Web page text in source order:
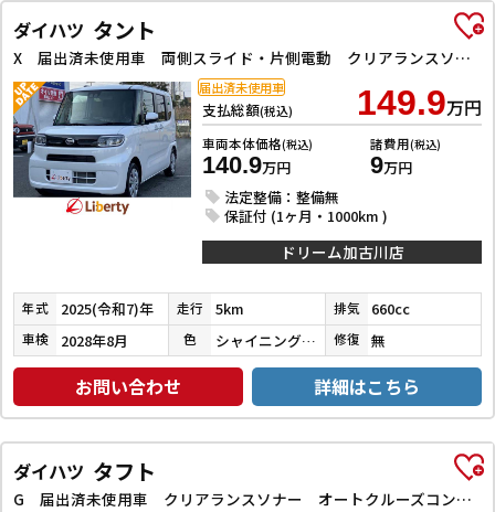
ダイハツ タント
X 届出済未使用車 両側スライド・片側電動 クリアランスソナー レーンアシスト 衝突被害軽減システム オートライト LEDヘッドランプ スマートキー アイドリングストップ 電動格納ミラー シートヒーター
支払総額(税込) 149.9万円
車両本体価格(税込)
140.9万円
諸費用(税込)
9万円
法定整備：整備無
保証付 (1ヶ月・1000km )
届出済未使用車
ドリーム加古川店
年式 2025(令和7)年 走行 5km 排気 660cc
車検 2028年8月 色 シャイニングホワイトパール 修復 無
お問い合わせ 詳細はこちら
ダイハツ タフト
G 届出済未使用車 クリアランスソナー オートクルーズコントロール 衝突被害軽減システム オートライト LEDヘッドランプ ヘッドライトウォッシャー アイドリングストップ 電動格納ミラー シートヒーター